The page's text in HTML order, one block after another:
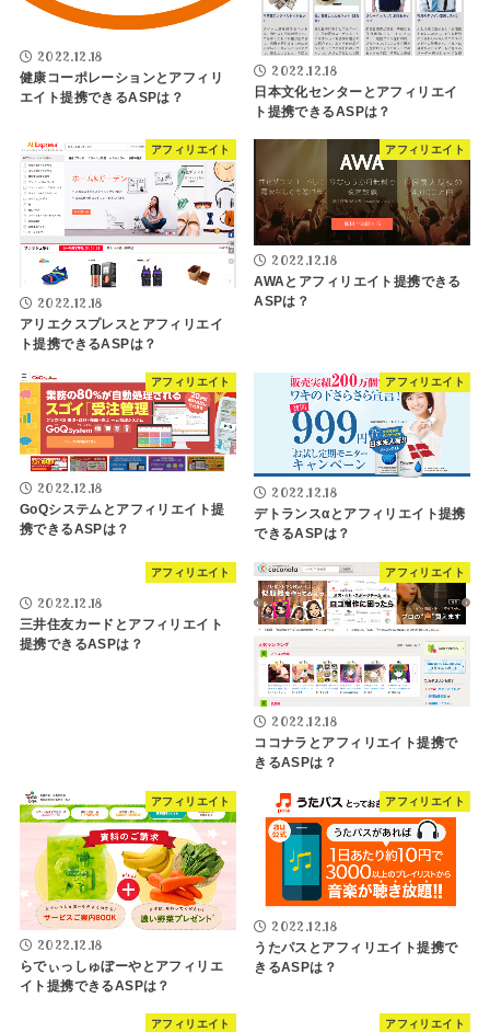
2022.12.18
健康コーポレーションとアフィリ
エイト提携できるASPは？
2022.12.18
日本文化センターとアフィリエイ
ト提携できるASPは？
アフィリエイト
2022.12.18
アリエクスプレスとアフィリエイ
ト提携できるASPは？
アフィリエイト
2022.12.18
AWAとアフィリエイト提携できる
ASPは？
アフィリエイト
2022.12.18
GoQシステムとアフィリエイト提
携できるASPは？
アフィリエイト
2022.12.18
デトランスαとアフィリエイト提携
できるASPは？
アフィリエイト
2022.12.18
三井住友カードとアフィリエイト
提携できるASPは？
アフィリエイト
2022.12.18
ココナラとアフィリエイト提携で
きるASPは？
アフィリエイト
2022.12.18
らでぃっしゅぼーやとアフィリエ
イト提携できるASPは？
アフィリエイト
2022.12.18
うたパスとアフィリエイト提携で
きるASPは？
アフィリエイト アフィリエイト